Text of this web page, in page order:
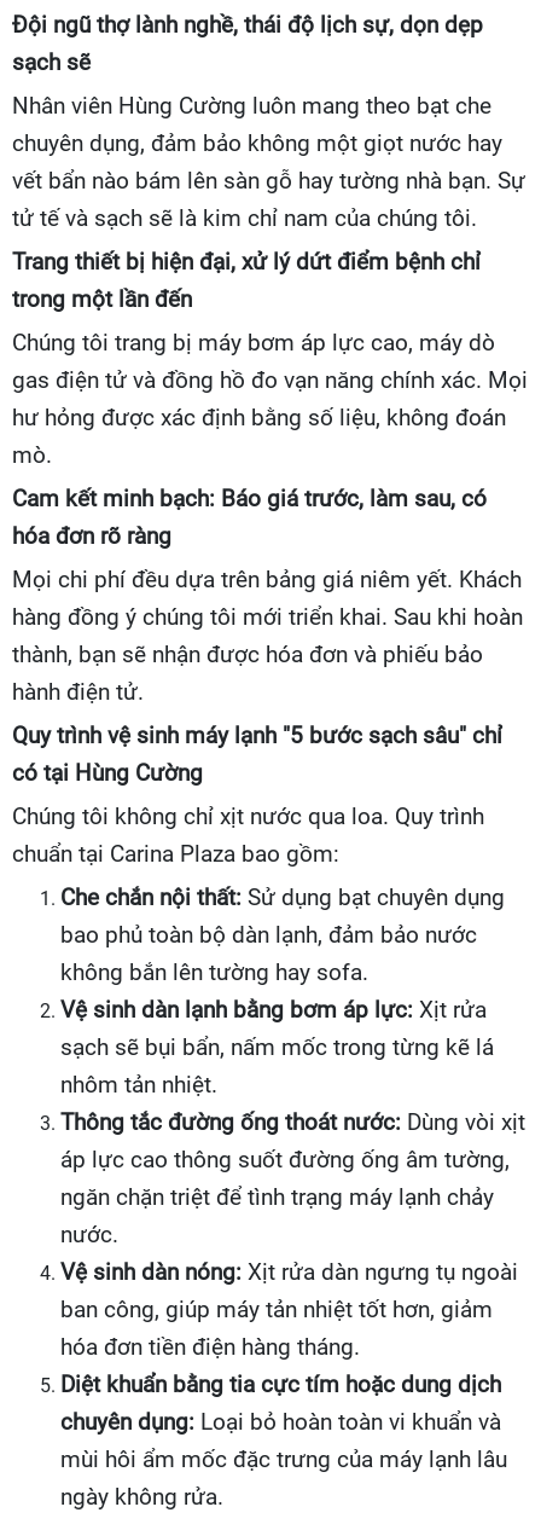
Đội ngũ thợ lành nghề, thái độ lịch sự, dọn dẹp
sạch sẽ
Nhân viên Hùng Cường luôn mang theo bạt che
chuyên dụng, đảm bảo không một giọt nước hay
vết bẩn nào bám lên sàn gỗ hay tường nhà bạn. Sự
tử tế và sạch sẽ là kim chỉ nam của chúng tôi.
Trang thiết bị hiện đại, xử lý dứt điểm bệnh chỉ
trong một lần đến
Chúng tôi trang bị máy bơm áp lực cao, máy dò
gas điện tử và đồng hồ đo vạn năng chính xác. Mọi
hư hỏng được xác định bằng số liệu, không đoán
mò.
Cam kết minh bạch: Báo giá trước, làm sau, có
hóa đơn rõ ràng
Mọi chi phí đều dựa trên bảng giá niêm yết. Khách
hàng đồng ý chúng tôi mới triển khai. Sau khi hoàn
thành, bạn sẽ nhận được hóa đơn và phiếu bảo
hành điện tử.
Quy trình vệ sinh máy lạnh "5 bước sạch sâu" chỉ
có tại Hùng Cường
Chúng tôi không chỉ xịt nước qua loa. Quy trình
chuẩn tại Carina Plaza bao gồm:
Che chắn nội thất: Sử dụng bạt chuyên dụng
bao phủ toàn bộ dàn lạnh, đảm bảo nước
không bắn lên tường hay sofa.
Vệ sinh dàn lạnh bằng bơm áp lực: Xịt rửa
sạch sẽ bụi bẩn, nấm mốc trong từng kẽ lá
nhôm tản nhiệt.
Thông tắc đường ống thoát nước: Dùng vòi xịt
áp lực cao thông suốt đường ống âm tường,
ngăn chặn triệt để tình trạng máy lạnh chảy
nước.
Vệ sinh dàn nóng: Xịt rửa dàn ngưng tụ ngoài
ban công, giúp máy tản nhiệt tốt hơn, giảm
hóa đơn tiền điện hàng tháng.
Diệt khuẩn bằng tia cực tím hoặc dung dịch
chuyên dụng: Loại bỏ hoàn toàn vi khuẩn và
mùi hôi ẩm mốc đặc trưng của máy lạnh lâu
ngày không rửa.